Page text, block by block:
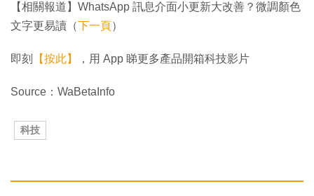
【相關報道】WhatsApp 訊息介面小更新大改善？微調顏色
文字更易讀（下一頁）
即刻 【按此】 ，用 App 睇更多產品開箱科技影片
Source：WaBetaInfo
科技